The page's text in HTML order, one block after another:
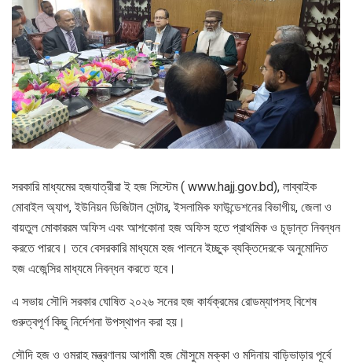
সরকারি মাধ্যমের হজযাত্রীরা ই হজ সিস্টেম ( www.hajj.gov.bd), লাব্বাইক
মোবাইল অ্যাপ, ইউনিয়ন ডিজিটাল সেন্টার, ইসলামিক ফাউন্ডেশনের বিভাগীয়, জেলা ও
বায়তুল মোকাররম অফিস এবং আশকোনা হজ অফিস হতে প্রাথমিক ও চূড়ান্ত নিবন্ধন
করতে পারবে। তবে বেসরকারি মাধ্যমে হজ পালনে ইচ্ছুক ব্যক্তিদেরকে অনুমোদিত
হজ এজেন্সির মাধ্যমে নিবন্ধন করতে হবে।
এ সভায় সৌদি সরকার ঘোষিত ২০২৬ সনের হজ কার্যক্রমের রোডম্যাপসহ বিশেষ
গুরুত্বপূর্ণ কিছু নির্দেশনা উপস্থাপন করা হয়।
সৌদি হজ ও ওমরাহ মন্ত্রণালয় আগামী হজ মৌসুমে মক্কা ও মদিনায় বাড়িভাড়ার পূর্বে